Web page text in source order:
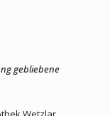
gebliebene